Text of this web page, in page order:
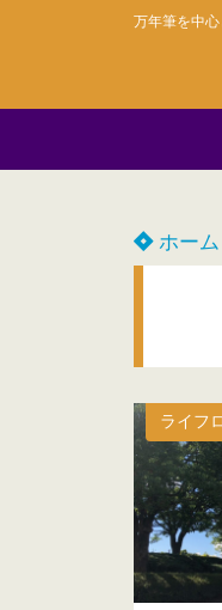
万年筆を中
ホーム
ライフ